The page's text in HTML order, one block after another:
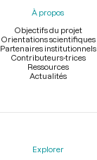
À propos
Objectifs du projet
Orientations scientifiques
Partenaires institutionnels
Contributeurs-trices
Ressources
Actualités
Explorer